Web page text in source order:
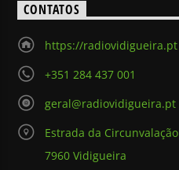
CONTATOS
https://radiovidigueira.pt
+351 284 437 001
geral@radiovidigueira.pt
Estrada da Circunvalação
7960 Vidigueira